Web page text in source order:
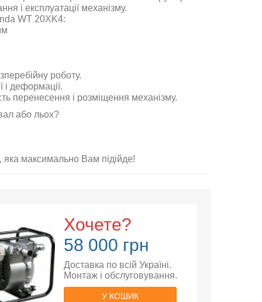
і експлуатації механізму.
WT 20XK4:
роботу.
і деформації.
перенесення і розміщення механізму.
або льох?
максимально Вам підійде!
Хочете?
58 000 грн
Доставка по всій Україні.
Монтаж і обслуговування.
У КОШИК